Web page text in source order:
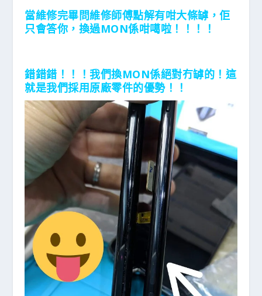
當維修完畢問維修師傅點解有咁大條罅，佢
只會答你，換過MON係咁噶啦！！！！
錯錯錯！！！我們換MON係絕對冇罅的！這
就是我們採用原廠零件的優勢！！